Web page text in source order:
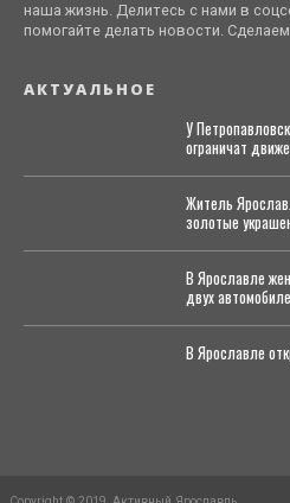
наша жизнь. Делитесь с нами в
помогайте делать новости.
АКТУАЛЬНОЕ
У
ограничат
Житель
золотые
В Ярославле
двух
В Ярославле